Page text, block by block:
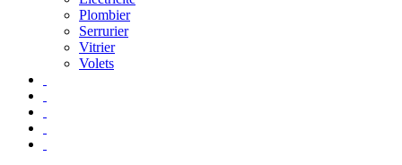
Plombier
Serrurier
Vitrier
Volets